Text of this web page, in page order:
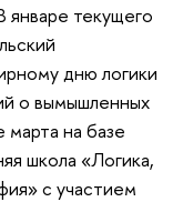
январе текущего
дню логики
о вымышленных
на базе
школа «Логика,
c участием